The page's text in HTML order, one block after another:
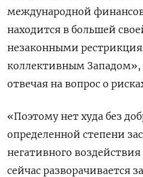
международной
находится в большей
незаконными
коллективным Западом»,
отвечая на вопрос о
«Поэтому нет худа без
определенной степени
негативного
сейчас разворачивается